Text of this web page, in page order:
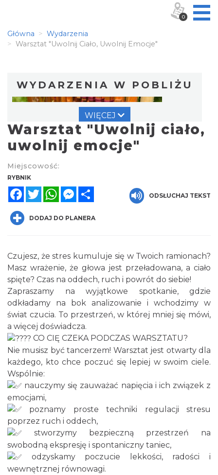
Główna
Wydarzenia
Warsztat "Uwolnij Ciało, Uwolnij Emocje"
WYDARZENIA W POBLIŻU
Warsztat gry na flecie indiańskim –
pierwsze kroki w świecie melodii
Rybnik
Spotkanie miłośników numizmatów
Rybnik
2026-08-08
Wakacyjne Warsztaty Malarskie "Rybnik -
miasto zieleni"
Rybnik
2026-08-22
0.00 km
WIĘCEJ
Warsztat "Uwolnij ciało,
uwolnij emocje"
Miejscowość:
RYBNIK
FacebookTwitterWhatsAppMessenger
ODSŁUCHAJ TEKST
DODAJ DO PLANERA
Czujesz, że stres kumuluje się w Twoich ramionach?
Masz wrażenie, że głowa jest przeładowana, a ciało
spięte? Czas na oddech, ruch i powrót do siebie!
Zapraszamy na wyjątkowe spotkanie, gdzie
odkładamy na bok analizowanie i wchodzimy w
świat czucia. To przestrzeń, w której mniej się mówi,
a więcej doświadcza.
CO CIĘ CZEKA PODCZAS WARSZTATU?
Nie musisz być tancerzem! Warsztat jest otwarty dla
każdego, kto chce poczuć się lepiej w swoim ciele.
Wspólnie:
nauczymy się zauważać napięcia i ich związek z
emocjami,
poznamy proste techniki regulacji stresu
poprzez ruch i oddech,
stworzymy bezpieczną przestrzeń na
swobodną ekspresję i spontaniczny taniec,
odzyskamy poczucie lekkości, radości i
wewnętrznej równowagi.
0